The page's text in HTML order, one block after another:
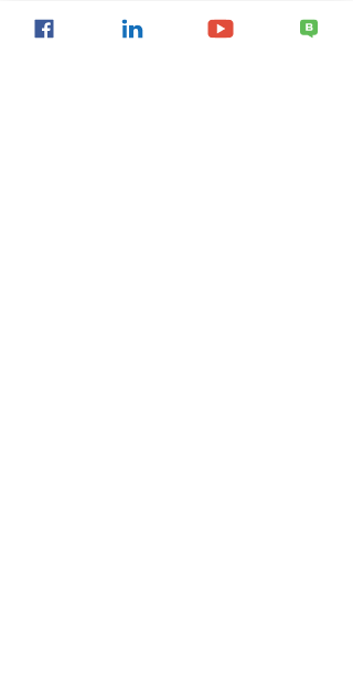
פיתוח אזורי הפריפריה